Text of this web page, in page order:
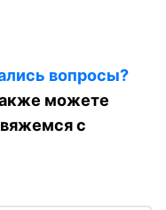
вопросы?
можете
с